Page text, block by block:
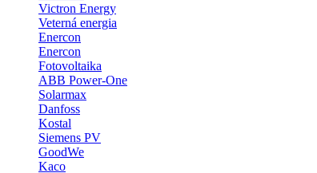
Victron Energy
Veterná energia
Enercon
Enercon
Fotovoltaika
ABB Power-One
Solarmax
Danfoss
Kostal
Siemens PV
GoodWe
Kaco